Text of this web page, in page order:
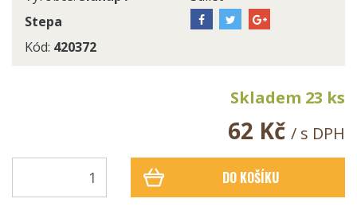
Stepa
Kód: 420372
Skladem 23 ks
62 Kč / s DPH
DO KOŠÍKU